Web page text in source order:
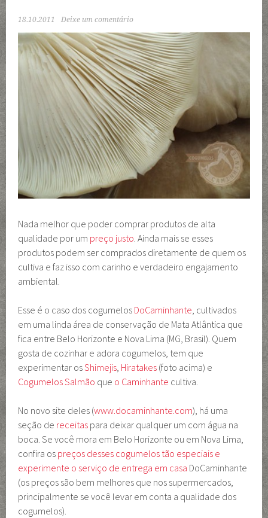
18.10.2011 Deixe um comentário
Nada melhor que poder comprar produtos de alta
qualidade por um preço justo. Ainda mais se esses
produtos podem ser comprados diretamente de quem os
cultiva e faz isso com carinho e verdadeiro engajamento
ambiental.
Esse é o caso dos cogumelos DoCaminhante, cultivados
em uma linda área de conservação de Mata Atlântica que
fica entre Belo Horizonte e Nova Lima (MG, Brasil). Quem
gosta de cozinhar e adora cogumelos, tem que
experimentar osShimejis, Hiratakes (foto acima) e
Cogumelos Salmão que o Caminhante cultiva.
No novo site deles (www.docaminhante.com), há uma
seção de receitas para deixar qualquer um com água na
boca. Se você mora em Belo Horizonte ou em Nova Lima,
confira os preços desses cogumelos tão especiais e
experimente o serviço de entrega em casa DoCaminhante
(os preços são bem melhores que nos supermercados,
principalmente se você levar em conta a qualidade dos
cogumelos).